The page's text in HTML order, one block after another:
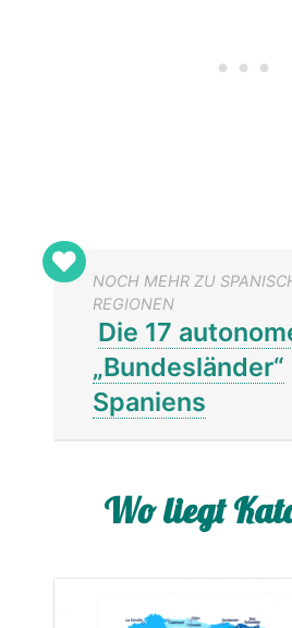
NOCH MEHR ZU
REGIONEN
Die 17
„Bundesländer“
Spaniens
Wo liegt